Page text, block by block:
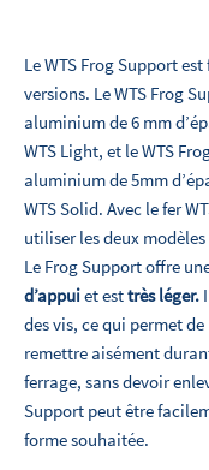
Le WTS Frog Support
versions. Le WTS Frog
aluminium de 6 mm
WTS Light, et le WTS
aluminium de 5mm
WTS Solid. Avec le fer
utiliser les deux
Le Frog Support offre
d’appuiet esttrès léger.
des vis, ce qui permet de
remettre aisément
ferrage, sans devoir
Support peut être
forme souhaitée.